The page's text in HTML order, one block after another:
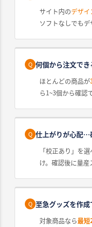
サイト内のデザ
ソフトなしでもデ
Q 何個から注文でき
ほとんどの商品が
ら1~3個から確認
Q 仕上がりが心配…
「校正あり」を
け。確認後に量産
Q 至急グッズを作成
対象商品なら最短